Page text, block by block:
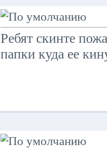
Ребят скинте
папки куда ее